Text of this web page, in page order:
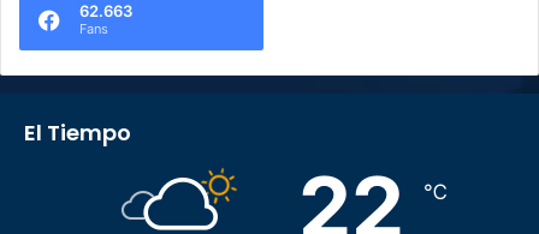
62.663
Fans
El Tiempo
22 ℃